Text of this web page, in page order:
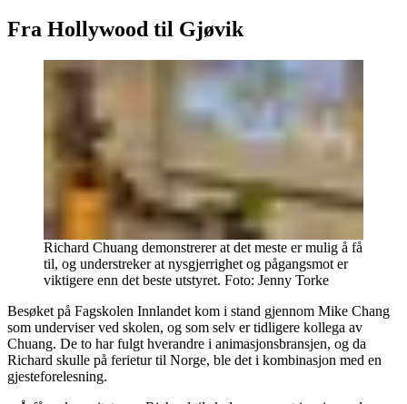
Fra Hollywood til Gjøvik
Richard Chuang demonstrerer at det meste er mulig å få
til, og understreker at nysgjerrighet og pågangsmot er
viktigere enn det beste utstyret. Foto: Jenny Torke
Besøket på Fagskolen Innlandet kom i stand gjennom Mike Chang
som underviser ved skolen, og som selv er tidligere kollega av
Chuang. De to har fulgt hverandre i animasjonsbransjen, og da
Richard skulle på ferietur til Norge, ble det i kombinasjon med en
gjesteforelesning.